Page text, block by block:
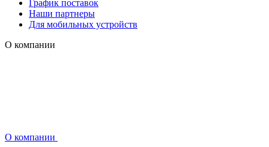
График поставок
Наши партнеры
Для мобильных устройств
О компании
О компании